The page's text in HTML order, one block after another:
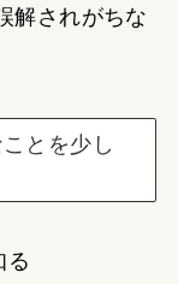
解されがちな
とを少し
る